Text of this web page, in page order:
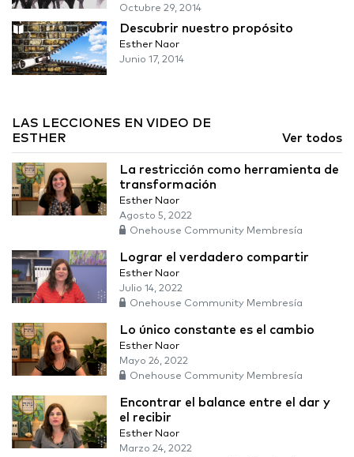
Octubre 29, 2014
Descubrir nuestro propósito
Esther Naor
Junio 17, 2014
LAS LECCIONES EN VIDEO DE
ESTHER
Ver todos
La restricción como herramienta de
transformación
Esther Naor
Agosto 5, 2022
Onehouse Community Membresía
Lograr el verdadero compartir
Esther Naor
Julio 14, 2022
Onehouse Community Membresía
Lo único constante es el cambio
Esther Naor
Mayo 26, 2022
Onehouse Community Membresía
Encontrar el balance entre el dar y
el recibir
Esther Naor
Marzo 24, 2022